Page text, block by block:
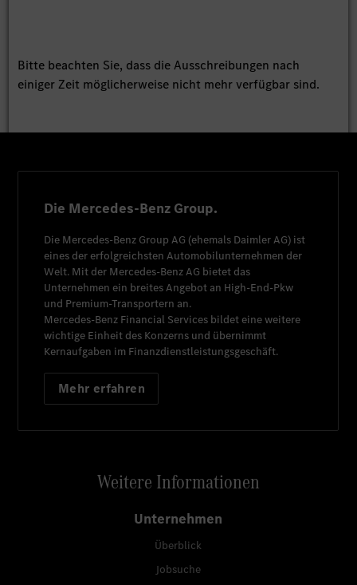
Bitte beachten Sie, dass die Ausschreibungen nach
einiger Zeit möglicherweise nicht mehr verfügbar sind.
Die Mercedes-Benz Group.
Die Mercedes-Benz Group AG (ehemals Daimler AG) ist
eines der erfolgreichsten Automobilunternehmen der
Welt. Mit der Mercedes-Benz AG bietet das
Unternehmen ein breites Angebot an High-End-Pkw
und Premium-Transportern an.
Mercedes-Benz Financial Services bildet eine weitere
wichtige Einheit des Konzerns und übernimmt
Kernaufgaben im Finanzdienstleistungsgeschäft.
Mehr erfahren
Weitere Informationen
Unternehmen
Überblick
Jobsuche